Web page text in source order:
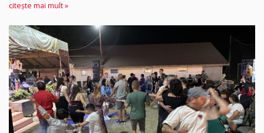
citește mai mult »